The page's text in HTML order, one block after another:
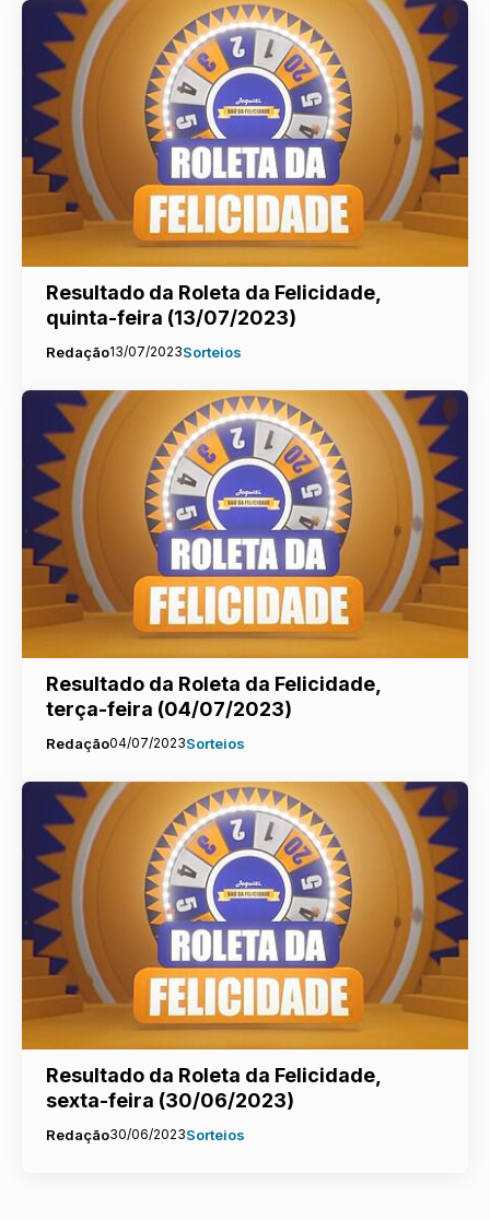
Resultado da Roleta da Felicidade,
quinta-feira (13/07/2023)
Redação13/07/2023Sorteios
Resultado da Roleta da Felicidade,
terça-feira (04/07/2023)
Redação04/07/2023Sorteios
Resultado da Roleta da Felicidade,
sexta-feira (30/06/2023)
Redação30/06/2023Sorteios